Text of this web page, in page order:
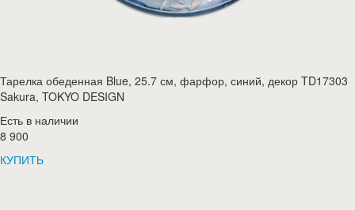
Тарелка обеденная Blue, 25.7 см, фарфор, синий, декор TD17303
Sakura, TOKYO DESIGN
Есть в наличии
8 900
КУПИТЬ